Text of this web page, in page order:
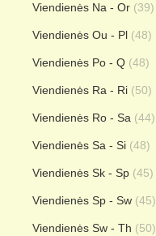
Viendienės Na - Or (39)
Viendienės Ou - Pl (48)
Viendienės Po - Q (48)
Viendienės Ra - Ri (50)
Viendienės Ro - Sa (44)
Viendienės Sa - Si (48)
Viendienės Sk - Sp (45)
Viendienės Sp - Sw (45)
Viendienės Sw - Th (50)